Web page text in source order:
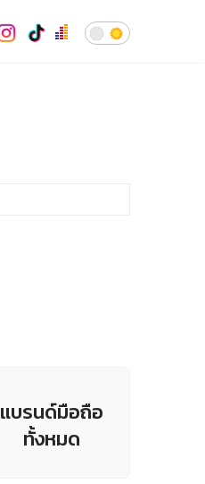
แบรนด์มือถือ
ทั้งหมด